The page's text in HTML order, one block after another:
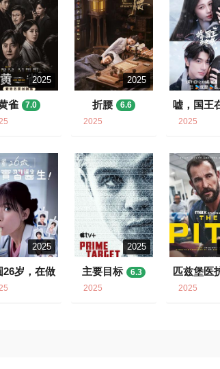
2025
雀
7.0
2025
折腰
6.6
2025
嘘，国王
2025
2025
26岁，在做
医生！
2025
主要目标
6.3
2025
匹兹堡医
2025